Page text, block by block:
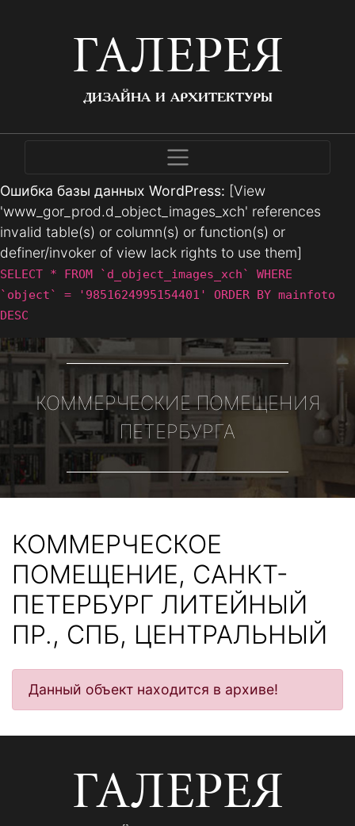
ГАЛЕРЕЯ
ДИЗАЙНА И АРХИТЕКТУРЫ
Ошибка базы данных WordPress: [View
'www_gor_prod.d_object_images_xch' references
invalid table(s) or column(s) or function(s) or
definer/invoker of view lack rights to use them]
SELECT * FROM `d_object_images_xch` WHERE
`object` = '9851624995154401' ORDER BY mainfoto
DESC
КОММЕРЧЕСКИЕ ПОМЕЩЕНИЯ
ПЕТЕРБУРГА
КОММЕРЧЕСКОЕ
ПОМЕЩЕНИЕ, САНКТ-
ПЕТЕРБУРГ ЛИТЕЙНЫЙ
ПР., СПБ, ЦЕНТРАЛЬНЫЙ
Данный объект находится в архиве!
ГАЛЕРЕЯ